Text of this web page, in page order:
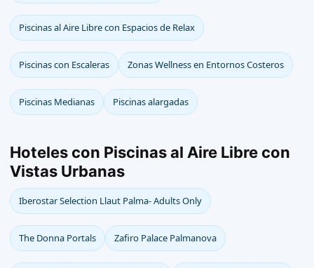
Piscinas al Aire Libre con Espacios de Relax
Piscinas con Escaleras Zonas Wellness en Entornos Costeros
Piscinas Medianas Piscinas alargadas
Hoteles con Piscinas al Aire Libre con
Vistas Urbanas
Iberostar Selection Llaut Palma- Adults Only
The Donna Portals Zafiro Palace Palmanova